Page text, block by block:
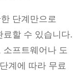
단계만으로
할 수 있습니다.
프트웨어나 도
계에 따라 무료